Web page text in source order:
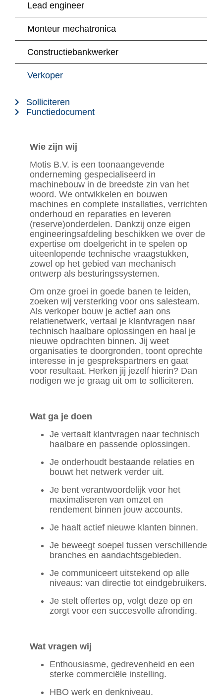
Lead engineer
Monteur mechatronica
Constructiebankwerker
Verkoper
Solliciteren
Functiedocument
Wie zijn wij
Motis B.V. is een toonaangevende
onderneming gespecialiseerd in
machinebouw in de breedste zin van het
woord. We ontwikkelen en bouwen
machines en complete installaties, verrichten
onderhoud en reparaties en leveren
(reserve)onderdelen. Dankzij onze eigen
engineeringsafdeling beschikken we over de
expertise om doelgericht in te spelen op
uiteenlopende technische vraagstukken,
zowel op het gebied van mechanisch
ontwerp als besturingssystemen.
Om onze groei in goede banen te leiden,
zoeken wij versterking voor ons salesteam.
Als verkoper bouw je actief aan ons
relatienetwerk, vertaal je klantvragen naar
technisch haalbare oplossingen en haal je
nieuwe opdrachten binnen. Jij weet
organisaties te doorgronden, toont oprechte
interesse in je gesprekspartners en gaat
voor resultaat. Herken jij jezelf hierin? Dan
nodigen we je graag uit om te solliciteren.
Wat ga je doen
Je vertaalt klantvragen naar technisch
haalbare en passende oplossingen.
Je onderhoudt bestaande relaties en
bouwt het netwerk verder uit.
Je bent verantwoordelijk voor het
maximaliseren van omzet en
rendement binnen jouw accounts.
Je haalt actief nieuwe klanten binnen.
Je beweegt soepel tussen verschillende
branches en aandachtsgebieden.
Je communiceert uitstekend op alle
niveaus: van directie tot eindgebruikers.
Je stelt offertes op, volgt deze op en
zorgt voor een succesvolle afronding.
Wat vragen wij
Enthousiasme, gedrevenheid en een
sterke commerciële instelling.
HBO werk en denkniveau.